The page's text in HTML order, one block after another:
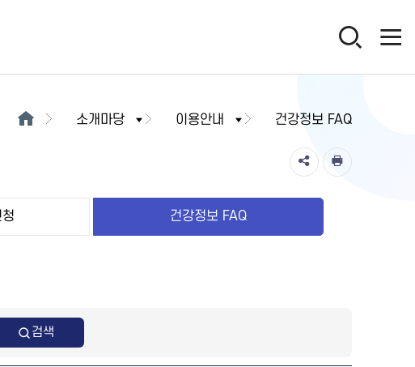
소개마당 이용안내 건강정보 FAQ
건강정보 FAQ
검색